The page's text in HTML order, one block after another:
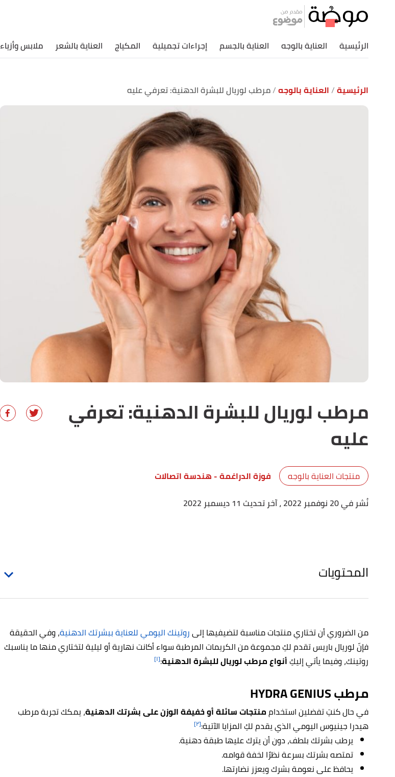
الرئيسية العناية بالوجه العناية بالجسم إجراءات تجميلية المكياج العناية بالشعر ملابس وأزياء
الرئيسية العناية بالوجه مرطب لوريال للبشرة الدهنية: تعرفي عليه
مرطب لوريال للبشرة الدهنية: تعرفي
عليه
منتجات العناية بالوجه فوزة الدراغمة- هندسة اتصالات
نُشر في 20 نوفمبر 2022
، آخر تحديث 11 ديسمبر 2022
المحتويات
من الضروري أن تختاري منتجات مناسبة لتضيفيها إلىروتينك اليومي للعناية ببشرتك الدهنية، وفي الحقيقة
فإنّ لوريال باريس تقدم لكِ مجموعة من الكريمات المرطبة سواء أكانت نهارية أو ليلية لتختاري منها ما يناسبك
روتينك، وفيما يأتي إليكِأنواع مرطب لوريال للبشرة الدهنية:[١]
مرطب HYDRA GENIUS
في حال كنتِ تفضلين استخداممنتجات سائلة أو خفيفة الوزن على بشرتك الدهنية، يمكك تجربة مرطب
هيدرا جينيوس اليومي الذي يقدم لكِ المزايا الآتية:[٢]
يرطب بشرتك بلطف، دون أن يترك عليها طبقة دهنية.
تمتصه بشرتك بسرعة نظرًا لخفة قوامه.
يحافظ على نعومة بشرك ويعزز نضارتها.